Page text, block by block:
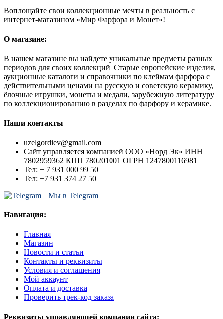
Воплощайте свои коллекционные мечты в реальность с
интернет-магазином «Мир Фарфора и Монет»!
О магазине:
В нашем магазине вы найдете уникальные предметы разных
периодов для своих коллекций. Старые европейские изделия,
аукционные каталоги и справочники по клеймам фарфора с
действительными ценами на русскую и советскую керамику,
ёлочные игрушки, монеты и медали, зарубежную литературу
по коллекционированию в разделах по фарфору и керамике.
Наши контакты
uzelgordiev@gmail.com
Сайт управляется компанией ООО «Норд Эк» ИНН
7802959362 КПП 780201001 ОГРН 1247800116981
Тел: + 7 931 000 99 50
Тел: +7 931 374 27 50
Мы в Telegram
Навигация:
Главная
Магазин
Новости и статьи
Контакты и реквизиты
Условия и соглашения
Мой аккаунт
Оплата и доставка
Проверить трек-код заказа
Реквизиты управляющей компании сайта: